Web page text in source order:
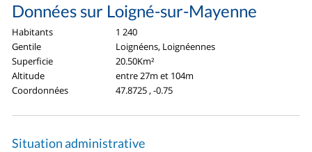
Données sur Loigné-sur-Mayenne
Habitants
1 240
Gentile
Loignéens, Loignéennes
Superficie
20.50Km²
Altitude
entre 27m et 104m
Coordonnées
47.8725 , -0.75
Situation administrative